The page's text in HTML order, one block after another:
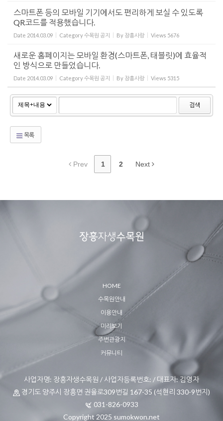
스마트폰 등의 모바일 기기에서도 편리하게 보실 수 있도록
QR코드를 적용했습니다.
Date 2014.03.09 Category수목원 공지 By 장흥사랑 Views 5676
새로운 홈페이지는 모바일 환경(스마트폰, 태블릿)에 효율적
인 방식으로 만들었습니다.
Date 2014.03.09 Category수목원 공지 By 장흥사랑 Views 5315
검색
목록
Prev 1 2 Next
HOME
수목원안내
이용안내
미리보기
주변관광지
커뮤니티
사업자명: 장흥자생수목원 / 사업자등록번호: / 대표자: 김영자
경기도 양주시 장흥면 권율로309번길 167-35 (석현리 330-9번지)
031-826-0933
Copyright 2025 sumokwon.net